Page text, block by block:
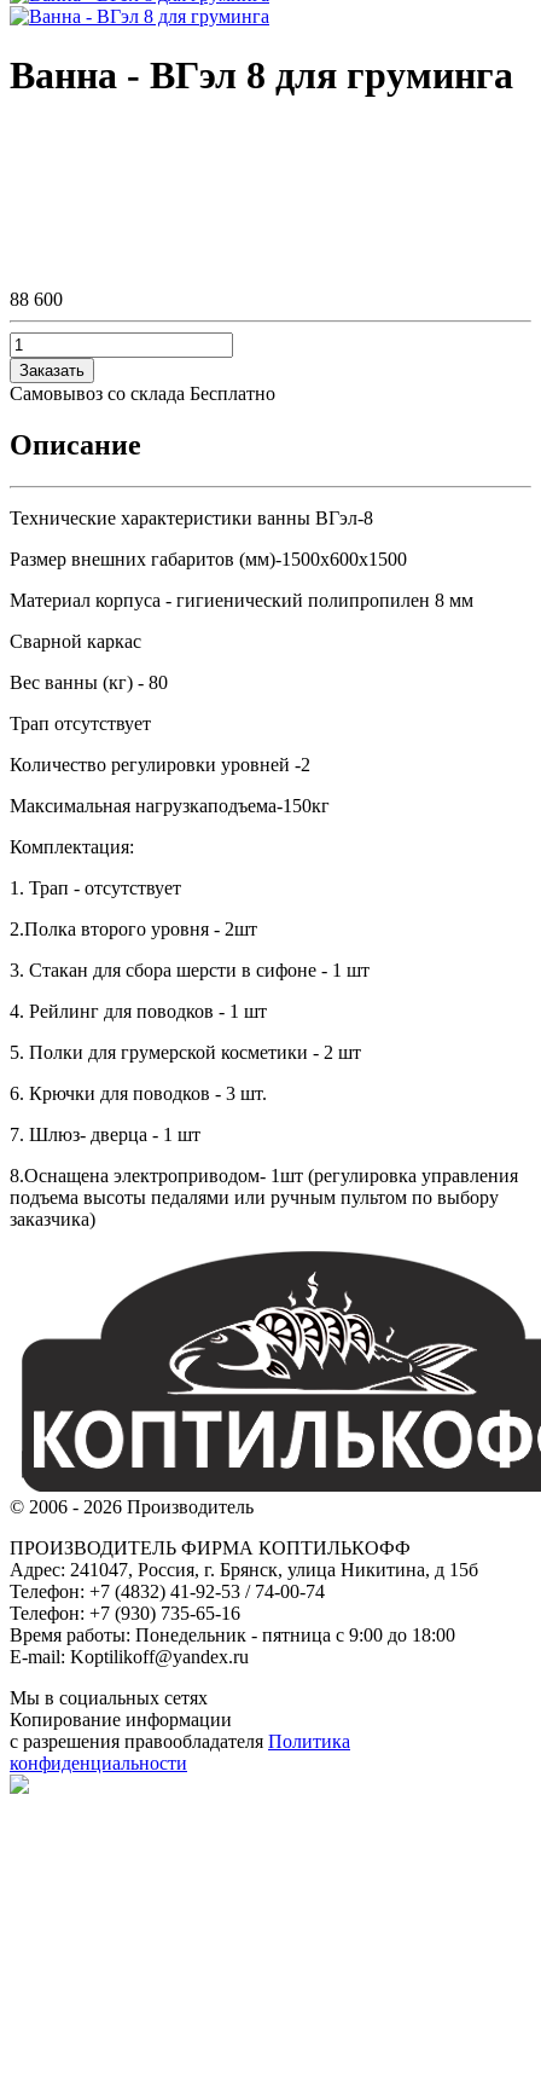
Ванна - ВГэл 8 для груминга
88 600
Заказать
Самовывоз со склада Бесплатно
Описание
Технические характеристики ванны ВГэл-8
Размер внешних габаритов (мм)-1500х600х1500
Материал корпуса - гигиенический полипропилен 8 мм
Сварной каркас
Вес ванны (кг) - 80
Трап отсутствует
Количество регулировки уровней -2
Максимальная нагрузкаподъема-150кг
Комплектация:
1. Трап - отсутствует
2.Полка второго уровня - 2шт
3. Стакан для сбора шерсти в сифоне - 1 шт
4. Рейлинг для поводков - 1 шт
5. Полки для грумерской косметики - 2 шт
6. Крючки для поводков - 3 шт.
7. Шлюз- дверца - 1 шт
8.Оснащена электроприводом- 1шт (регулировка управления
подъема высоты педалями или ручным пультом по выбору
заказчика)
© 2006 - 2026 Производитель
ПРОИЗВОДИТЕЛЬ ФИРМА КОПТИЛЬКОФФ
Адрес: 241047, Россия, г. Брянск, улица Никитина, д 15б
Телефон: +7 (4832) 41-92-53 / 74-00-74
Телефон: +7 (930) 735-65-16
Время работы: Понедельник - пятница с 9:00 до 18:00
E-mail: Koptilikoff@yandex.ru
Мы в социальных сетях
Копирование информации
с разрешения правообладателя Политика
конфиденциальности